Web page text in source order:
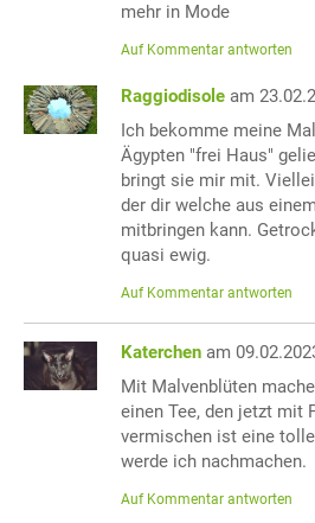
mehr in Mode
Auf Kommentar antworten
Raggiodisole am
Ich bekomme meine
Ägypten "frei Haus"
bringt sie mir mit.
der dir welche aus
mitbringen kann.
quasi ewig.
Auf Kommentar antworten
Katerchen am
Mit Malvenblüten
einen Tee, den jetzt mit
vermischen ist eine
werde ich nachmachen.
Auf Kommentar antworten